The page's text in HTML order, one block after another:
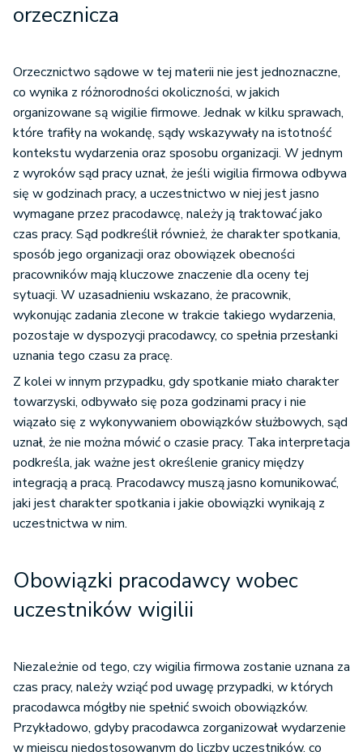
orzecznicza
Orzecznictwo sądowe w tej materii nie jest jednoznaczne,
co wynika z różnorodności okoliczności, w jakich
organizowane są wigilie firmowe. Jednak w kilku sprawach,
które trafiły na wokandę, sądy wskazywały na istotność
kontekstu wydarzenia oraz sposobu organizacji. W jednym
z wyroków sąd pracy uznał, że jeśli wigilia firmowa odbywa
się w godzinach pracy, a uczestnictwo w niej jest jasno
wymagane przez pracodawcę, należy ją traktować jako
czas pracy. Sąd podkreślił również, że charakter spotkania,
sposób jego organizacji oraz obowiązek obecności
pracowników mają kluczowe znaczenie dla oceny tej
sytuacji. W uzasadnieniu wskazano, że pracownik,
wykonując zadania zlecone w trakcie takiego wydarzenia,
pozostaje w dyspozycji pracodawcy, co spełnia przesłanki
uznania tego czasu za pracę.
Z kolei w innym przypadku, gdy spotkanie miało charakter
towarzyski, odbywało się poza godzinami pracy i nie
wiązało się z wykonywaniem obowiązków służbowych, sąd
uznał, że nie można mówić o czasie pracy. Taka interpretacja
podkreśla, jak ważne jest określenie granicy między
integracją a pracą. Pracodawcy muszą jasno komunikować,
jaki jest charakter spotkania i jakie obowiązki wynikają z
uczestnictwa w nim.
Obowiązki pracodawcy wobec
uczestników wigilii
Niezależnie od tego, czy wigilia firmowa zostanie uznana za
czas pracy, należy wziąć pod uwagę przypadki, w których
pracodawca mógłby nie spełnić swoich obowiązków.
Przykładowo, gdyby pracodawca zorganizował wydarzenie
w miejscu niedostosowanym do liczby uczestników, co